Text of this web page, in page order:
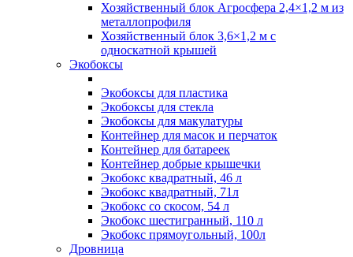
Хозяйственный блок Агросфера 2,4×1,2 м из
металлопрофиля
Хозяйственный блок 3,6×1,2 м с
односкатной крышей
Экобоксы
Экобоксы для пластика
Экобоксы для стекла
Экобоксы для макулатуры
Контейнер для масок и перчаток
Контейнер для батареек
Контейнер добрые крышечки
Экобокс квадратный, 46 л
Экобокс квадратный, 71л
Экобокс со скосом, 54 л
Экобокс шестигранный, 110 л
Экобокс прямоугольный, 100л
Дровница